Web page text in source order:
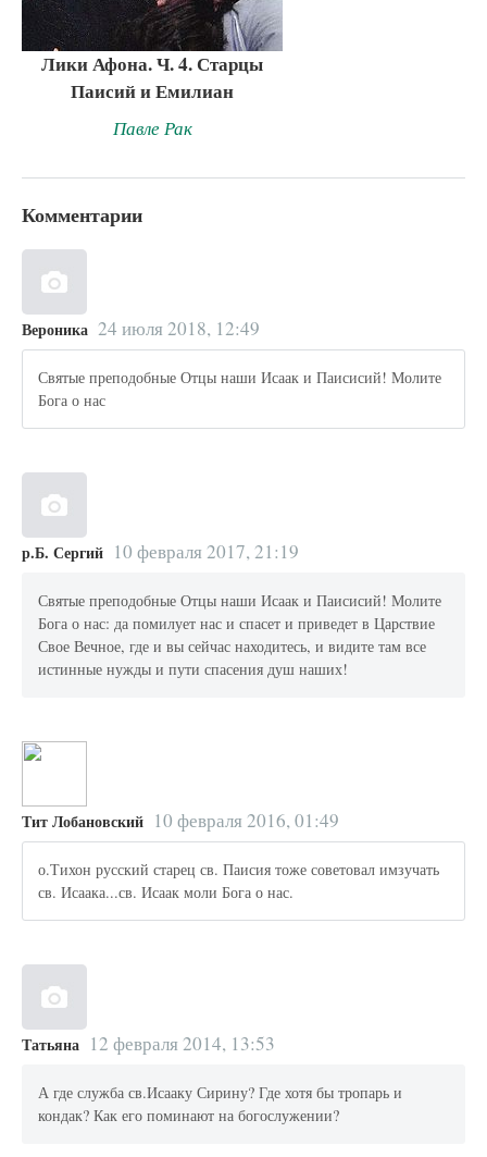
Лики Афона. Ч. 4. Старцы
Паисий и Емилиан
Павле Рак
Комментарии
Вероника 24 июля 2018, 12:49
Святые преподобные Отцы наши Исаак и Паисисий! Молите
Бога о нас
р.Б. Сергий 10 февраля 2017, 21:19
Святые преподобные Отцы наши Исаак и Паисисий! Молите
Бога о нас: да помилует нас и спасет и приведет в Царствие
Свое Вечное, где и вы сейчас находитесь, и видите там все
истинные нужды и пути спасения душ наших!
Тит Лобановский 10 февраля 2016, 01:49
о.Тихон русский старец св. Паисия тоже советовал имзучать
св. Исаака...св. Исаак моли Бога о нас.
Татьяна 12 февраля 2014, 13:53
А где служба св.Исааку Сирину? Где хотя бы тропарь и
кондак? Как его поминают на богослужении?